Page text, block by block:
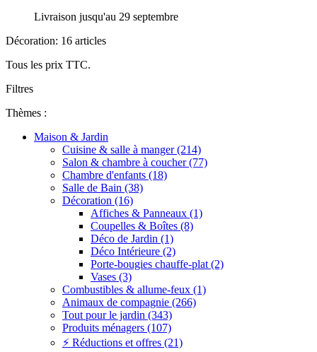
Livraison jusqu'au 29 septembre
Décoration: 16 articles
Tous les prix TTC.
Filtres
Thèmes :
Maison & Jardin
Cuisine & salle à manger (214)
Salon & chambre à coucher (77)
Chambre d'enfants (18)
Salle de Bain (38)
Décoration (16)
Affiches & Panneaux (1)
Coupelles & Boîtes (8)
Déco de Jardin (1)
Déco Intérieure (2)
Porte-bougies chauffe-plat (2)
Vases (3)
Combustibles & allume-feux (1)
Animaux de compagnie (266)
Tout pour le jardin (343)
Produits ménagers (107)
⚡ Réductions et offres (21)